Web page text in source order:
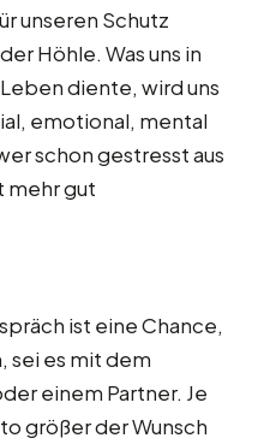
unseren Schutz
Höhle. Was uns in
diente, wird uns
emotional, mental
schon gestresst aus
mehr gut
ist eine Chance,
sei es mit dem
einem Partner. Je
größer der Wunsch